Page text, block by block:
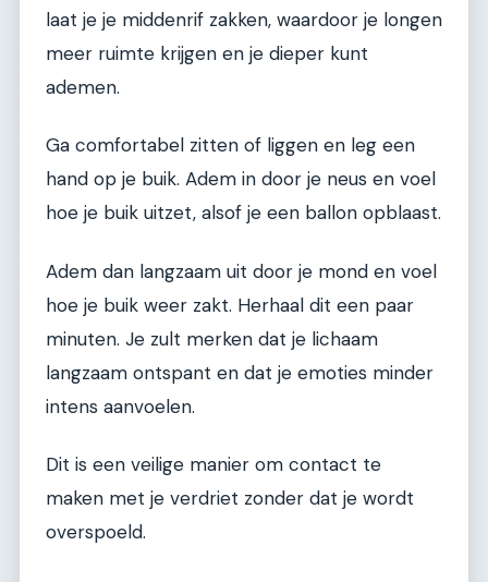
laat je je middenrif zakken, waardoor je longen
meer ruimte krijgen en je dieper kunt
ademen.
Ga comfortabel zitten of liggen en leg een
hand op je buik. Adem in door je neus en voel
hoe je buik uitzet, alsof je een ballon opblaast.
Adem dan langzaam uit door je mond en voel
hoe je buik weer zakt. Herhaal dit een paar
minuten. Je zult merken dat je lichaam
langzaam ontspant en dat je emoties minder
intens aanvoelen.
Dit is een veilige manier om contact te
maken met je verdriet zonder dat je wordt
overspoeld.